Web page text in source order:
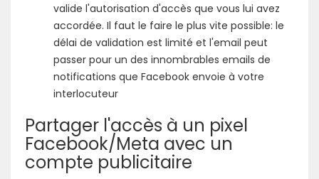
valide l'autorisation d'accès que vous lui avez
accordée. Il faut le faire le plus vite possible: le
délai de validation est limité et l'email peut
passer pour un des innombrables emails de
notifications que Facebook envoie à votre
interlocuteur
Partager l'accès à un pixel
Facebook/Meta avec un
compte publicitaire